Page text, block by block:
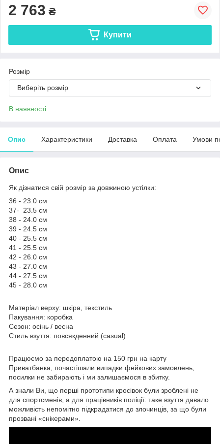
2 763 ₴
Купити
Розмір
Виберіть розмір
В наявності
Опис Характеристики Доставка Оплата Умови
Опис
Як дізнатися свій розмір за довжиною устілки:
36 - 23.0 см
37- 23.5 см
38 - 24.0 см
39 - 24.5 см
40 - 25.5 см
41 - 25.5 см
42 - 26.0 см
43 - 27.0 см
44 - 27.5 см
45 - 28.0 см
Матеріал верху: шкіра, текстиль
Пакування: коробка
Сезон: осінь / весна
Стиль взуття: повсякденний (casual)
Працюємо за передоплатою на 150 грн на карту
Приватбанка, почастішали випадки фейкових замовлень,
посилки не забирають і ми залишаємося в збитку.
А знали Ви, що перші прототипи кросівок були зроблені не
для спортсменів, а для працівників поліції: таке взуття давало
можливість непомітно підкрадатися до злочинців, за що були
прозвані «снікерами».